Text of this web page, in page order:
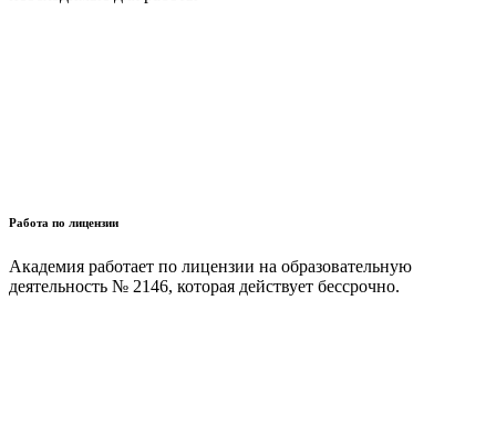
Работа по лицензии
Академия работает по лицензии на образовательную
деятельность № 2146, которая действует бессрочно.